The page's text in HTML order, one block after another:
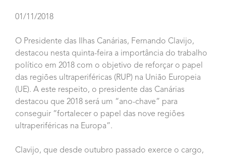
01/11/2018
O Presidente das Ilhas Canárias, Fernando Clavijo,
destacou nesta quinta-feira a importância do trabalho
político em 2018 com o objetivo de reforçar o papel
das regiões ultraperiféricas (RUP) na União Europeia
(UE). A este respeito, o presidente das Canárias
destacou que 2018 será um “ano-chave” para
conseguir “fortalecer o papel das nove regiões
ultraperiféricas na Europa”.
Clavijo, que desde outubro passado exerce o cargo,